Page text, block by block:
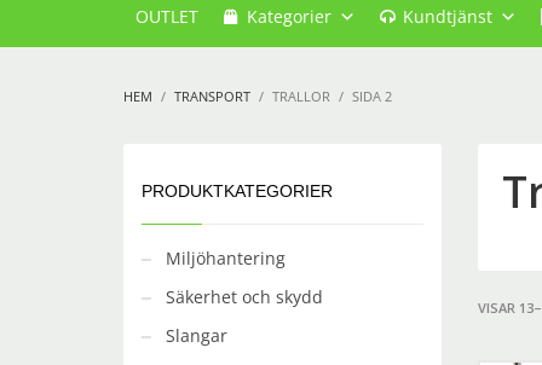
OUTLET Kategorier Kundtjänst
HEM TRANSPORT TRALLOR SIDA 2
VISAR
PRODUKTKATEGORIER
Miljöhantering
Säkerhet och skydd
Slangar